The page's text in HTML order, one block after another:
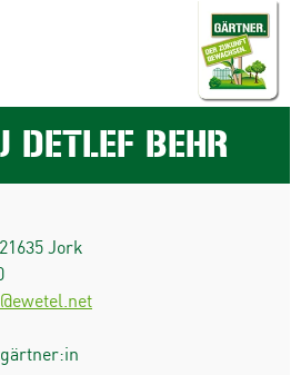
DETLEF BEHR
21635 Jork